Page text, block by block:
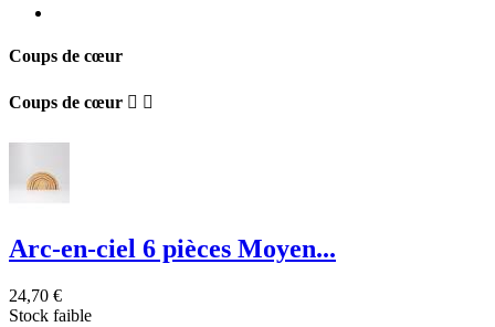
Coups de cœur
Coups de cœur  
Arc-en-ciel 6 pièces Moyen...
24,70 €
Stock faible